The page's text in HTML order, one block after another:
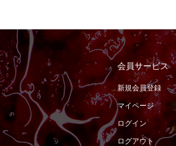
会員サービス
新規会員登録
マイページ
ログイン
ログアウト